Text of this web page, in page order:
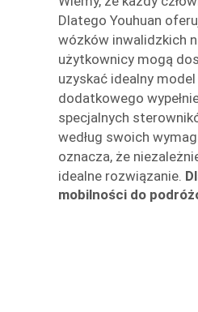
Dlatego Youhuan
wózków inwalidzkich
użytkownicy mogą
uzyskać idealny
dodatkowego
specjalnych
według swoich
oznacza, że
idealne rozwiązanie.
mobilności do